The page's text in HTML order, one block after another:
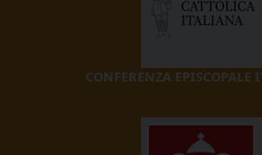
CONFERENZA EPISCOPALE